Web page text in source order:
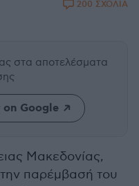
200 ΣΧΟΛΙΑ
στα αποτελέσματα
Google
Μακεδονίας,
παρέμβασή του